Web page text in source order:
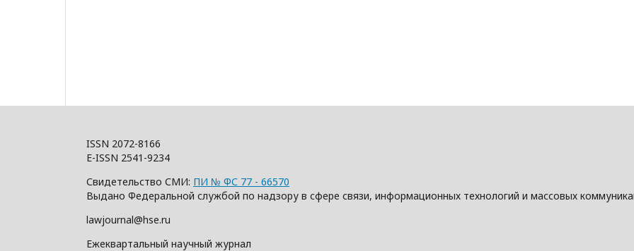
ISSN 2072-8166
E-ISSN 2541-9234
Свидетельство СМИ: ПИ № ФС 77 - 66570
Выдано Федеральной службой по надзору в сфере связи, информационных технологий и массовых
lawjournal@hse.ru
Ежеквартальный научный журнал